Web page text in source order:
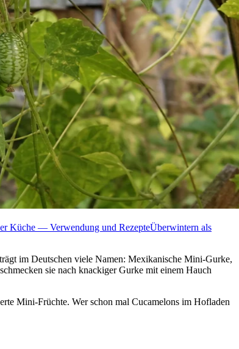
Küche — Verwendung und RezepteÜberwintern als
trägt im Deutschen viele Namen: Mexikanische Mini-Gurke,
sie nach knackiger Gurke mit einem Hauch
Mini-Früchte. Wer schon mal Cucamelons im Hofladen